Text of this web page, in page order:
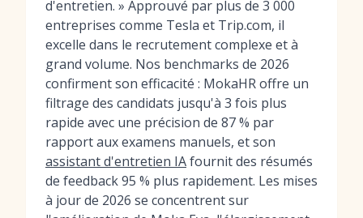
d'entretien. » Approuvé par plus de 3 000
entreprises comme Tesla et Trip.com, il
excelle dans le recrutement complexe et à
grand volume. Nos benchmarks de 2026
confirment son efficacité : MokaHR offre un
filtrage des candidats jusqu'à 3 fois plus
rapide avec une précision de 87 % par
rapport aux examens manuels, et son
assistant d'entretien IAfournit des résumés
de feedback 95 % plus rapidement. Les mises
à jour de 2026 se concentrent sur